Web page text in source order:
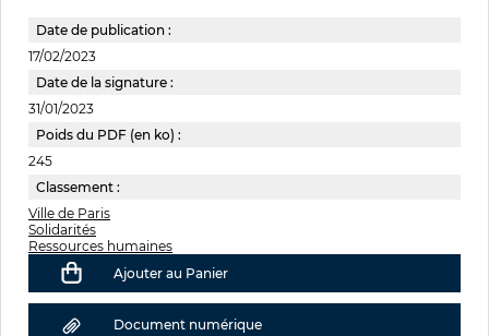
Date de publication :
17/02/2023
Date de la signature :
31/01/2023
Poids du PDF (en ko) :
245
Classement :
Ville de Paris
Solidarités
Ressources humaines
Ajouter au Panier
Document numérique